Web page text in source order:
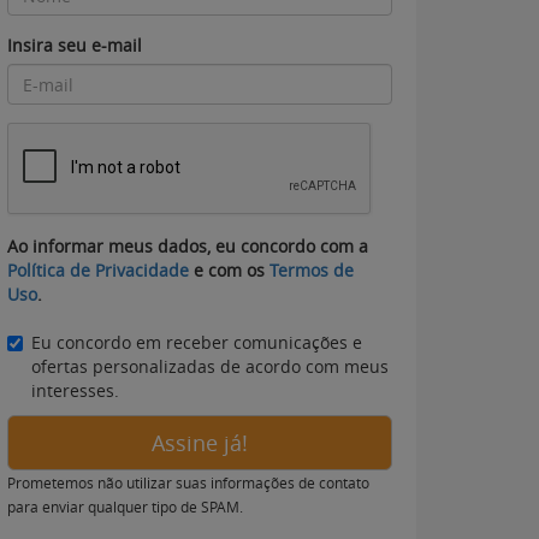
Insira seu e-mail
Ao informar meus dados, eu concordo com a
Política de Privacidade e com os Termos de
Uso.
Eu concordo em receber comunicações e
ofertas personalizadas de acordo com meus
interesses.
Assine já!
Prometemos não utilizar suas informações de contato
para enviar qualquer tipo de SPAM.